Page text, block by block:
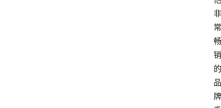
非
常
畅
销
的
品
牌